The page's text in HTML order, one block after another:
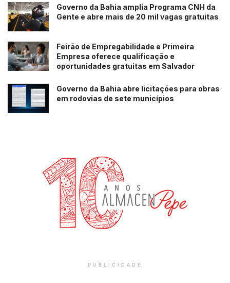
Governo da Bahia amplia Programa CNH da
Gente e abre mais de 20 mil vagas gratuitas
Feirão de Empregabilidade e Primeira
Empresa oferece qualificação e
oportunidades gratuitas em Salvador
Governo da Bahia abre licitações para obras
em rodovias de sete municípios
PUBLICIDADE